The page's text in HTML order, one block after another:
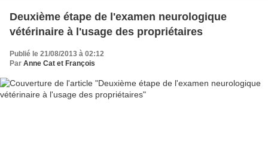
Deuxième étape de l'examen neurologique
vétérinaire à l'usage des propriétaires
Publié le 21/08/2013 à 02:12
Par Anne Cat et François